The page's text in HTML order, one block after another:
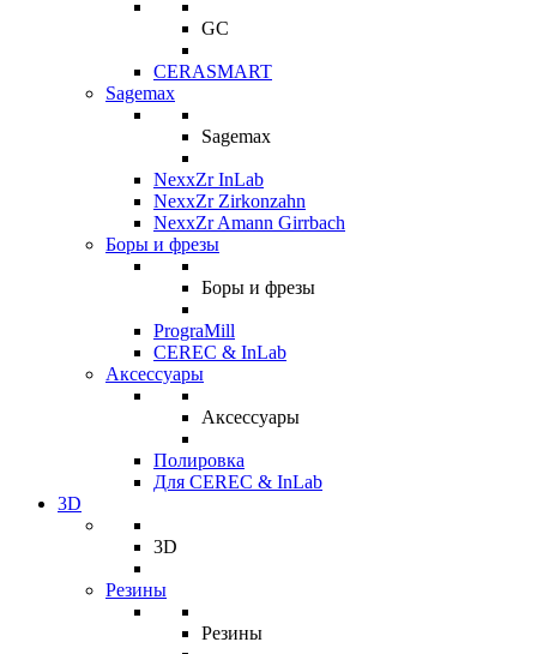
GC
CERASMART
Sagemax
Sagemax
NexxZr InLab
NexxZr Zirkonzahn
NexxZr Amann Girrbach
Боры и фрезы
Боры и фрезы
PrograMill
CEREC & InLab
Аксессуары
Аксессуары
Полировка
Для CEREC & InLab
3D
3D
Резины
Резины